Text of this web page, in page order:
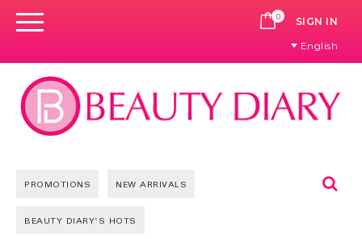
0 CART
SIGN IN
English
PROMOTIONS NEW ARRIVALS
BEAUTY DIARY'S HOTS